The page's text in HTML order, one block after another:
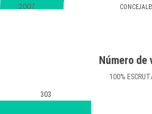
2007
Número de
100%
303